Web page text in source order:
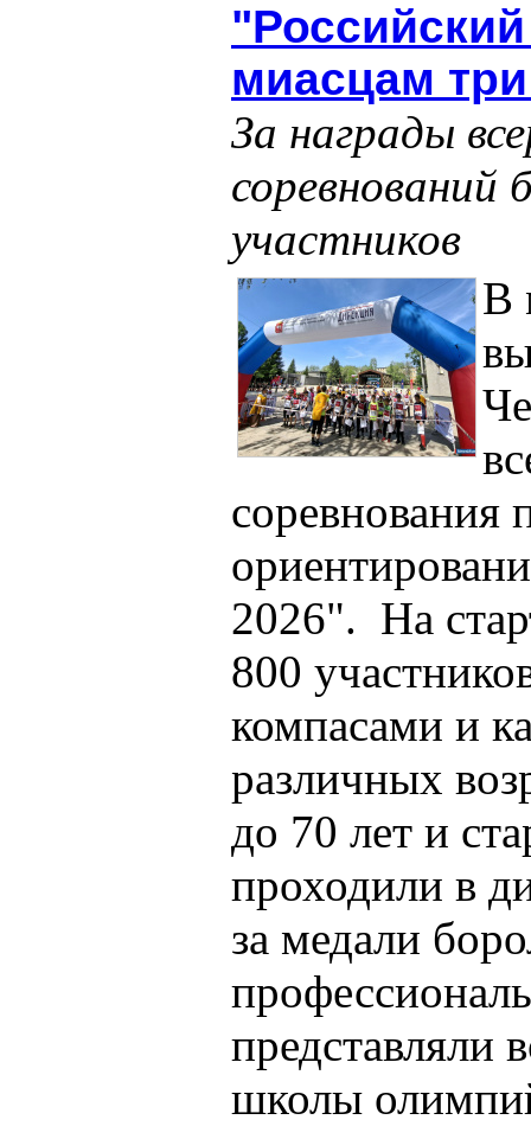
миасцам
За награды
соревнований
участников
В
соревнования
2026". На
800
компасами и
различных
до 70 лет и
проходили в
за медали
представляли
школы